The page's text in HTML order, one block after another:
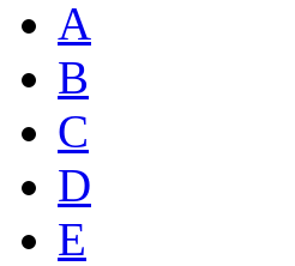
A
B
C
D
E